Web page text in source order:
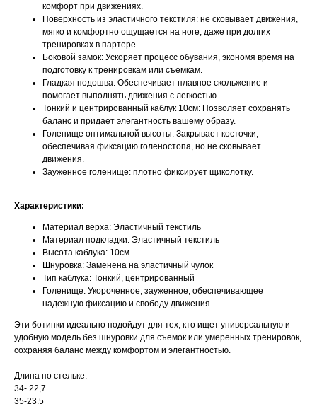
Нажимая на кнопку, вы даете согласие на обработку своих
персональных данных согласно 152-ФЗ.Подробнее
комфорт при движениях.
Поверхность из эластичного текстиля: не сковывает движения,
мягко и комфортно ощущается на ноге, даже при долгих
тренировках в партере
Боковой замок: Ускоряет процесс обувания, экономя время на
подготовку к тренировкам или съемкам.
Гладкая подошва: Обеспечивает плавное скольжение и
помогает выполнять движения с легкостью.
Тонкий и центрированный каблук 10см: Позволяет сохранять
баланс и придает элегантность вашему образу.
Голенище оптимальной высоты: Закрывает косточки,
обеспечивая фиксацию голеностопа, но не сковывает
движения.
Зауженное голенище: плотно фиксирует щиколотку.
Характеристики:
Материал верха: Эластичный текстиль
Материал подкладки: Эластичный текстиль
Высота каблука: 10см
Шнуровка: Заменена на эластичный чулок
Тип каблука: Тонкий, центрированный
Голенище: Укороченное, зауженное, обеспечивающее
надежную фиксацию и свободу движения
Эти ботинки идеально подойдут для тех, кто ищет универсальную и
удобную модель без шнуровки для съемок или умеренных тренировок,
сохраняя баланс между комфортом и элегантностью.
Длина по стельке:
34- 22,7
35-23,5